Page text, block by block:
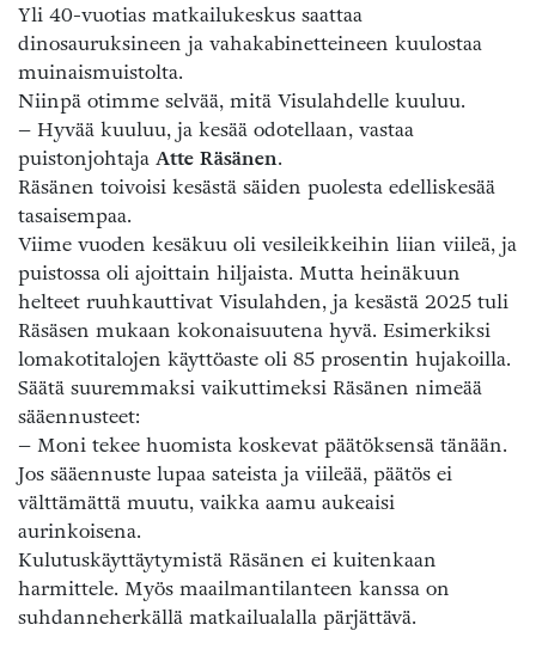
Yli 40-vuotias matkailukeskus saattaa
dinosauruksineen ja vahakabinetteineen kuulostaa
muinaismuistolta.
Niinpä otimme selvää, mitä Visulahdelle kuuluu.
– Hyvää kuuluu, ja kesää odotellaan, vastaa
puistonjohtaja Atte Räsänen.
Räsänen toivoisi kesästä säiden puolesta edelliskesää
tasaisempaa.
Viime vuoden kesäkuu oli vesileikkeihin liian viileä, ja
puistossa oli ajoittain hiljaista. Mutta heinäkuun
helteet ruuhkauttivat Visulahden, ja kesästä 2025 tuli
Räsäsen mukaan kokonaisuutena hyvä. Esimerkiksi
lomakotitalojen käyttöaste oli 85 prosentin hujakoilla.
Säätä suuremmaksi vaikuttimeksi Räsänen nimeää
sääennusteet:
– Moni tekee huomista koskevat päätöksensä tänään.
Jos sääennuste lupaa sateista ja viileää, päätös ei
välttämättä muutu, vaikka aamu aukeaisi
aurinkoisena.
Kulutuskäyttäytymistä Räsänen ei kuitenkaan
harmittele. Myös maailmantilanteen kanssa on
suhdanneherkällä matkailualalla pärjättävä.